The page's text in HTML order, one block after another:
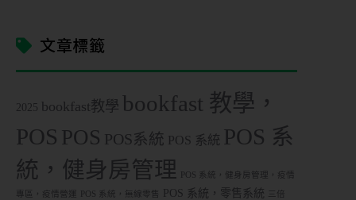
文章標籤
2025 bookfast教學 bookfast 教學，
POS POS POS系統 POS 系統 POS 系
統，健身房管理
POS 系統，健身房管理，疫情
專區，疫情營運 POS 系統，無線零售 POS 系統，零售系統
三倍